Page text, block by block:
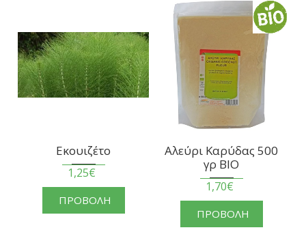
Εκουιζέτο
1,25€
ΠΡΟΒΟΛΗ
Αλεύρι Καρύδας 500
γρ ΒΙΟ
1,70€
ΠΡΟΒΟΛΗ